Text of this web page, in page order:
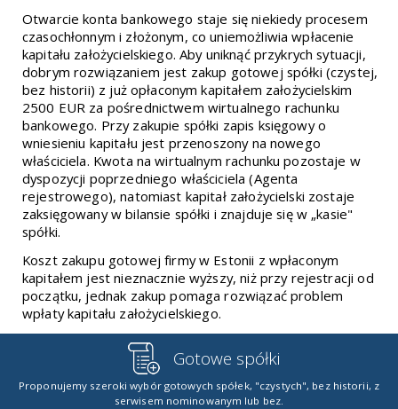
Otwarcie konta bankowego staje się niekiedy procesem
czasochłonnym i złożonym, co uniemożliwia wpłacenie
kapitału założycielskiego. Aby uniknąć przykrych sytuacji,
dobrym rozwiązaniem jest zakup gotowej spółki (czystej,
bez historii) z już opłaconym kapitałem założycielskim
2500 EUR za pośrednictwem wirtualnego rachunku
bankowego. Przy zakupie spółki zapis księgowy o
wniesieniu kapitału jest przenoszony na nowego
właściciela. Kwota na wirtualnym rachunku pozostaje w
dyspozycji poprzedniego właściciela (Agenta
rejestrowego), natomiast kapitał założycielski zostaje
zaksięgowany w bilansie spółki i znajduje się w „kasie"
spółki.
Koszt zakupu gotowej firmy w Estonii z wpłaconym
kapitałem jest nieznacznie wyższy, niż przy rejestracji od
początku, jednak zakup pomaga rozwiązać problem
wpłaty kapitału założycielskiego.
Gotowe spółki
Proponujemy szeroki wybór gotowych spółek, "czystych", bez historii, z
serwisem nominowanym lub bez.